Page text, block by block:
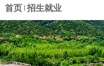
首页 招生就业